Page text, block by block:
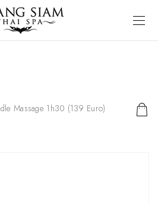
Massage 1h30 (139 Euro)